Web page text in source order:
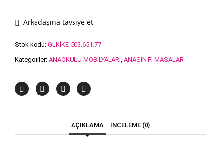
Arkadaşına tavsiye et
Stok kodu: GLKİKE-503.651.77
Kategoriler: ANAOKULU MOBİLYALARI ANASINIFI MASALARI
AÇIKLAMA İNCELEME (0)